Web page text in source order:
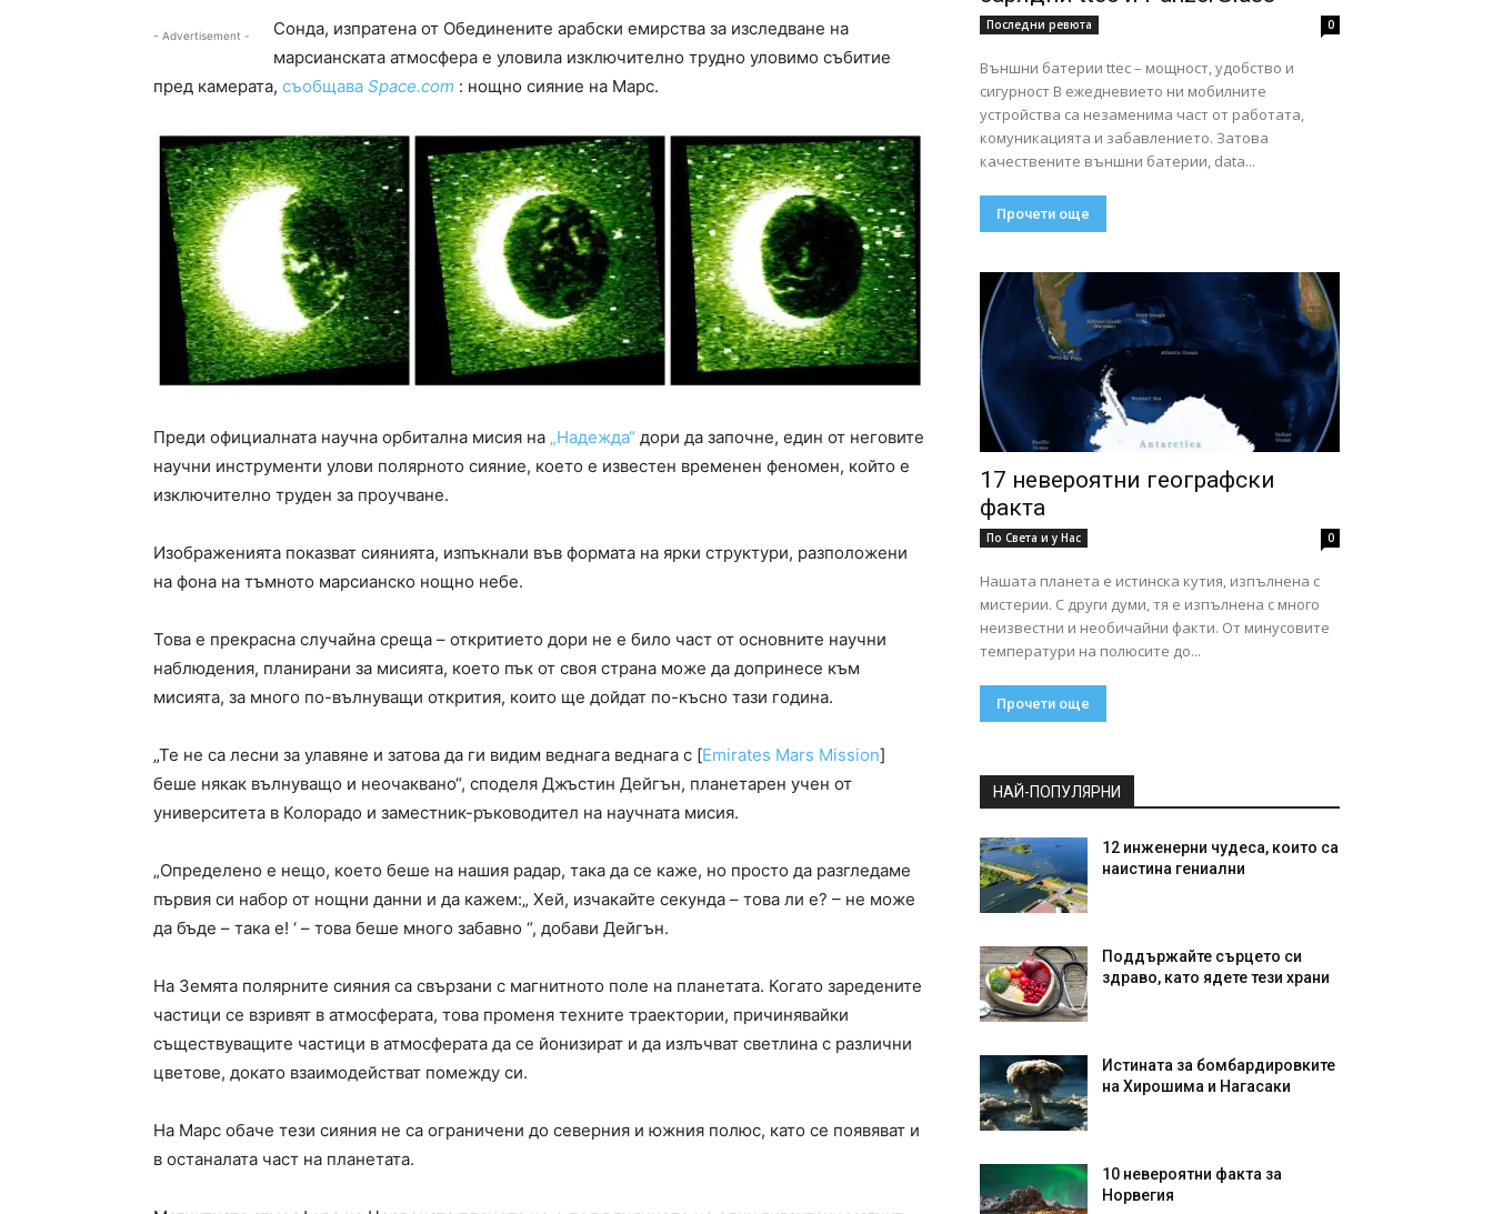
- Advertisement -
Сонда, изпратена от Обединените арабски емирства за изследване на
марсианската атмосфера е уловила изключително трудно уловимо събитие
пред камерата, съобщава Space.com : нощно сияние на Марс.
Преди официалната научна орбитална мисия на „Надежда“ дори да започне, един от неговите
научни инструменти улови полярното сияние, което е известен временен феномен, който е
изключително труден за проучване.
Изображенията показват сиянията, изпъкнали във формата на ярки структури, разположени
на фона на тъмното марсианско нощно небе.
Това е прекрасна случайна среща – откритието дори не е било част от основните научни
наблюдения, планирани за мисията, което пък от своя страна може да допринесе към
мисията, за много по-вълнуващи открития, които ще дойдат по-късно тази година.
„Те не са лесни за улавяне и затова да ги видим веднага веднага с [Emirates Mars Mission]
беше някак вълнуващо и неочаквано“, споделя Джъстин Дейгън, планетарен учен от
университета в Колорадо и заместник-ръководител на научната мисия.
„Определено е нещо, което беше на нашия радар, така да се каже, но просто да разгледаме
първия си набор от нощни данни и да кажем:„ Хей, изчакайте секунда – това ли е? – не може
да бъде – така е! ‘ – това беше много забавно “, добави Дейгън.
На Земята полярните сияния са свързани с магнитното поле на планетата. Когато заредените
частици се взривят в атмосферата, това променя техните траектории, причинявайки
съществуващите частици в атмосферата да се йонизират и да излъчват светлина с различни
цветове, докато взаимодействат помежду си.
На Марс обаче тези сияния не са ограничени до северния и южния полюс, като се появяват и
в останалата част на планетата.
Последни ревюта 0
Външни батерии ttec – мощност, удобство и
сигурност В ежедневието ни мобилните
устройства са незаменима част от работата,
комуникацията и забавлението. Затова
качествените външни батерии, data...
Прочети още
17 невероятни географски
факта
По Света и у Нас 0
Нашата планета е истинска кутия, изпълнена с
мистерии. С други думи, тя е изпълнена с много
неизвестни и необичайни факти. От минусовите
температури на полюсите до...
Прочети още
НАЙ-ПОПУЛЯРНИ
12 инженерни чудеса, които са
наистина гениални
Поддържайте сърцето си
здраво, като ядете тези храни
Истината за бомбардировките
на Хирошима и Нагасаки
10 невероятни факта за
Норвегия